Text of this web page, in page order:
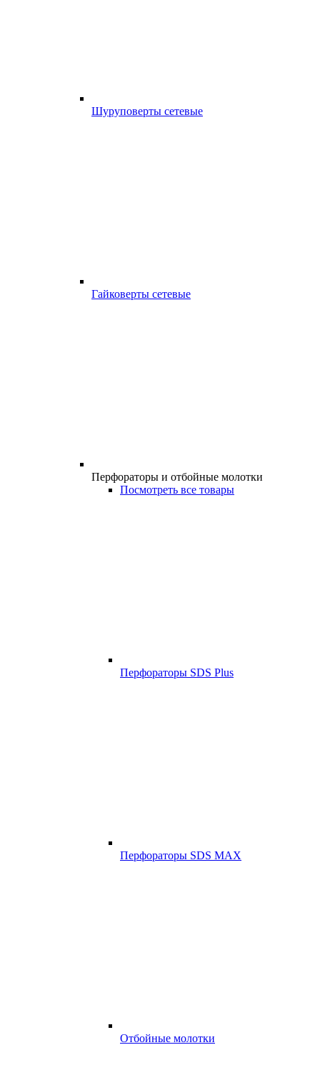
Шуруповерты сетевые
Гайковерты сетевые
Перфораторы и отбойные молотки
Посмотреть все товары
Перфораторы SDS Plus
Перфораторы SDS MAX
Отбойные молотки